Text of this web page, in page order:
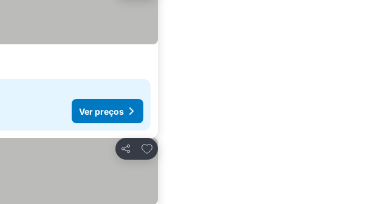
Ver preços
Partilhar
Adicionar aos favoritos